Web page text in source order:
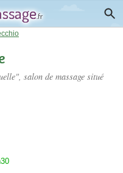
salon de massage situé